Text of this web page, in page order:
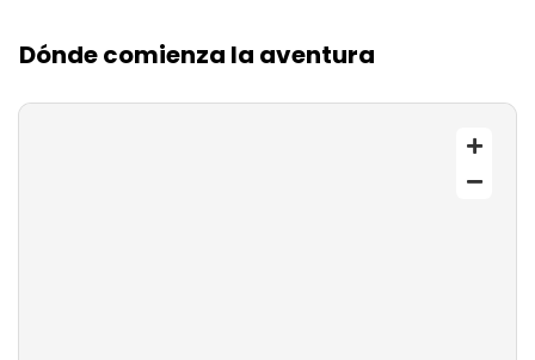
Dónde comienza la aventura